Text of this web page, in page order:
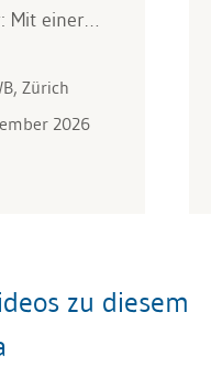
Mit einer…
Zürich
2026
zu diesem